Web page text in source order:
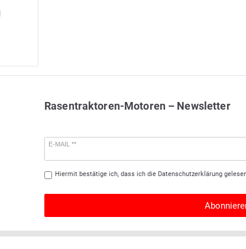
Rasentraktoren-Motoren – Newsletter
E-MAIL **
Hiermit bestätige ich, dass ich die Daten­schutz­erklärung